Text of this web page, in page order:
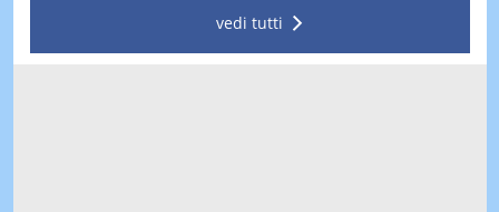
vedi tutti